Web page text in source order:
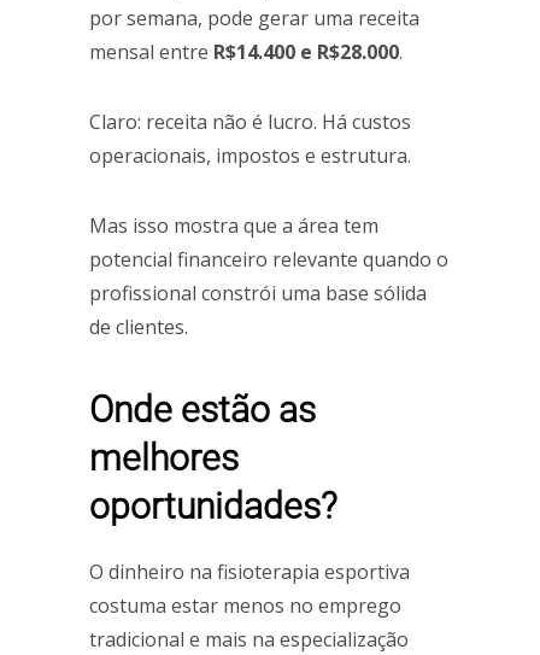
por semana, pode gerar uma receita
mensal entre R$14.400 e R$28.000.
Claro: receita não é lucro. Há custos
operacionais, impostos e estrutura.
Mas isso mostra que a área tem
potencial financeiro relevante quando o
profissional constrói uma base sólida
de clientes.
Onde estão as
melhores
oportunidades?
O dinheiro na fisioterapia esportiva
costuma estar menos no emprego
tradicional e mais na especialização